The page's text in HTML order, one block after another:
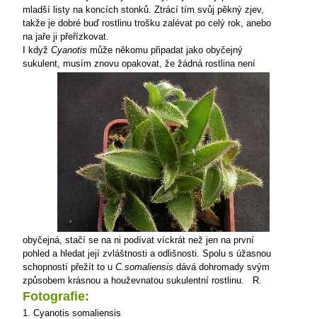
mladší listy na koncích stonků. Ztrácí tím svůj pěkný zjev,
takže je dobré buď rostlinu trošku zalévat po celý rok, anebo
na jaře ji přeřízkovat.
I když Cyanotis může někomu připadat jako obyčejný
sukulent, musím znovu opakovat, že žádná rostlina není
obyčejná, stačí se na ni podívat víckrát než jen na první
pohled a hledat její zvláštnosti a odlišnosti. Spolu s úžasnou
schopností přežít to u C.somaliensis dává dohromady svým
způsobem krásnou a houževnatou sukulentní rostlinu.
R.
Fotografie:
1. Cyanotis somaliensis